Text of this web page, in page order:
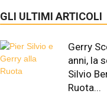
GLI ULTIMI ARTICOLI
Gerry
anni, la
Silvio
Ruota...